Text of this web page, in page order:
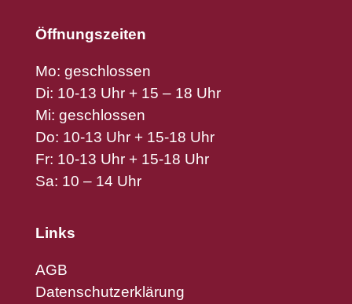
Öffnungszeiten
Mo: geschlossen
Di: 10-13 Uhr + 15 – 18 Uhr
Mi: geschlossen
Do: 10-13 Uhr + 15-18 Uhr
Fr: 10-13 Uhr + 15-18 Uhr
Sa: 10 – 14 Uhr
Links
AGB
Datenschutzerklärung